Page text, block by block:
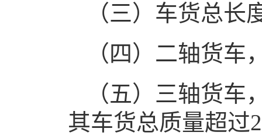
（三）车货总长
（四）二轴货车
（五）三轴货
其车货总质量超过